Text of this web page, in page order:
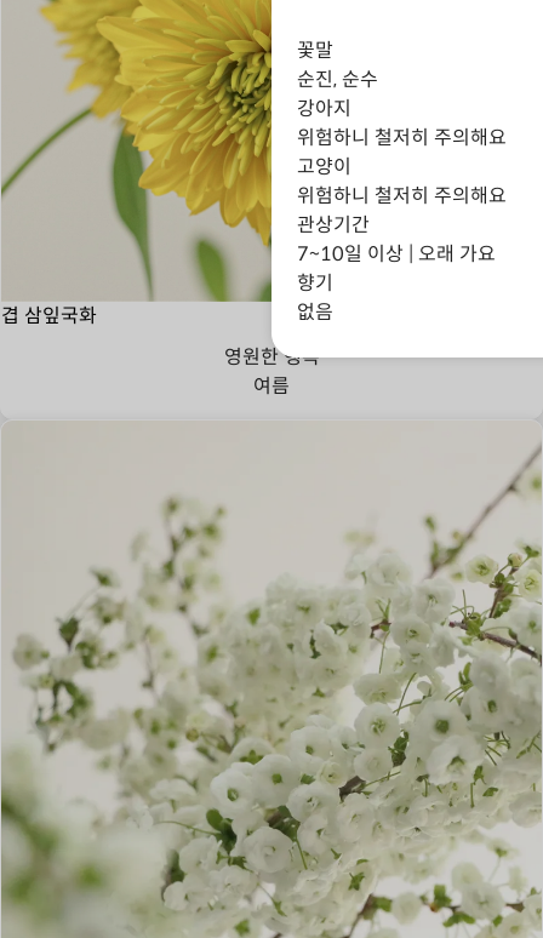
겹 삼잎국화
영원한 행복
여름
꽃말
순진, 순수
강아지
위험하니 철저히 주의해요
고양이
위험하니 철저히 주의해요
관상기간
7~10일 이상 | 오래 가요
향기
없음